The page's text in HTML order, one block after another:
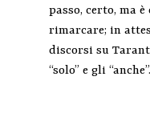
passo, certo, ma
rimarcare; in
discorsi su
“solo” e gli “anche”.